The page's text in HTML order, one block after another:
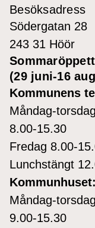
Besöksadress
Södergatan 28
243 31 Höör
(29 juni-16
Kommunens
Måndag-torsdag
8.00-15.30
Fredag 8.00-
Lunchstängt
Kommunhuset:
Måndag-torsdag
9.00-15.30